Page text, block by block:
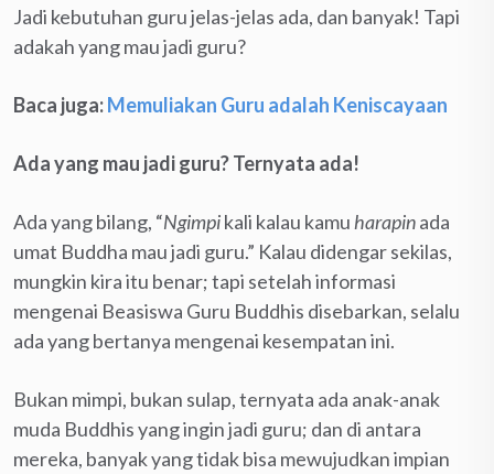
Jadi kebutuhan guru jelas-jelas ada, dan banyak! Tapi
adakah yang mau jadi guru?
Baca juga:Memuliakan Guru adalah Keniscayaan
Ada yang mau jadi guru? Ternyata ada!
Ada yang bilang, “Ngimpikali kalau kamu harapinada
umat Buddha mau jadi guru.” Kalau didengar sekilas,
mungkin kira itu benar; tapi setelah informasi
mengenai Beasiswa Guru Buddhis disebarkan, selalu
ada yang bertanya mengenai kesempatan ini.
Bukan mimpi, bukan sulap, ternyata ada anak-anak
muda Buddhis yang ingin jadi guru; dan di antara
mereka, banyak yang tidak bisa mewujudkan impian